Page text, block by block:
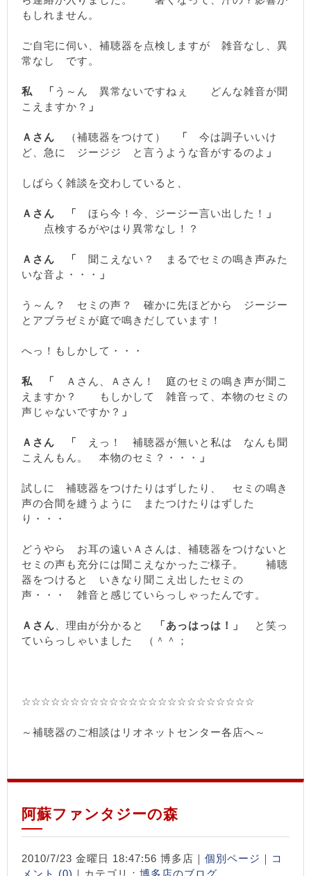
もしれません。
ご自宅に伺い、補聴器を点検しますが 雑音なし、異
常なし です。
私 「 う～ん 異常ないですねぇ どんな雑音が聞
こえますか？ 」
Ａさん （補聴器をつけて） 「
今は調子いいけ
ど、急に ジージジ と言うような音がするのよ 」
しばらく雑談を交わしていると、
Ａさん 「 ほら今！今、ジージー言い出した！
」
点検するがやはり異常なし！？
Ａさん 「 聞こえない？ まるでセミの鳴き声みた
いな音よ・・・
」
う～ん？ セミの声？ 確かに先ほどから ジージー
とアブラゼミが庭で鳴きだしています！
へっ！もしかして・・・
私 「
Ａさん、Ａさん！ 庭のセミの鳴き声が聞こ
えますか？ もしかして 雑音って、本物のセミの
声じゃないですか？ 」
Ａさん 「
えっ！ 補聴器が無いと私は なんも聞
こえんもん。 本物のセミ？・・・
」
試しに 補聴器をつけたりはずしたり、 セミの鳴き
声の合間を縫うように またつけたりはずした
り・・・
どうやら お耳の遠いＡさんは、補聴器をつけないと
セミの声も充分には聞こえなかったご様子。 補聴
器をつけると いきなり聞こえ出したセミの
声・・・ 雑音と感じていらっしゃったんです。
Ａさん 、理由が分かると 「あっはっは！」
と笑っ
ていらっしゃいました （＾＾；
☆☆☆☆☆☆☆☆☆☆☆☆☆☆☆☆☆☆☆☆☆☆☆☆
～補聴器のご相談はリオネットセンター各店へ～
阿蘇ファンタジーの森
2010/7/23 金曜日 18:47:56 博多店｜ 個別ページ ｜ コ
メント (0) ｜カテゴリ： 博多店のブログ